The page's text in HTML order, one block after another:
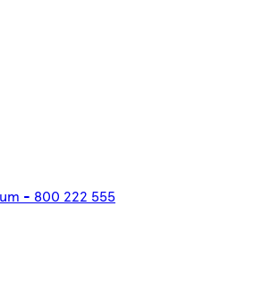
- 800 222 555